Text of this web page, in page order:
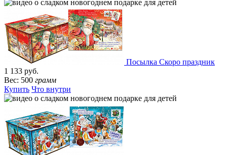
Посылка Скоро праздник
1 133 руб.
Вес: 500 грамм
Купить Что внутри